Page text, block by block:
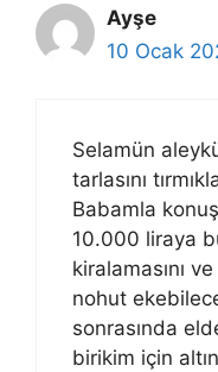
Ayşe
10 Ocak
Selamün
tarlasını
Babamla
10.000 liraya
kiralamasını
nohut
sonrasında
birikim için